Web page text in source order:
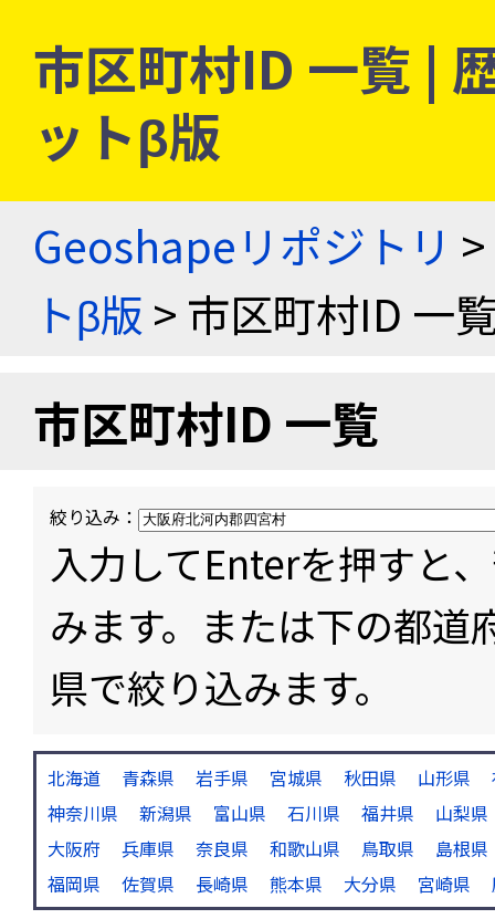
市区町村ID 一覧 |
ットβ版
Geoshapeリポジトリ >
トβ版 > 市区町村ID 一
市区町村ID 一覧
絞り込み：
入力してEnterを押すと
みます。または下の都道
県で絞り込みます。
北海道 青森県 岩手県 宮城県 秋田県 山形県
神奈川県
新潟県 富山県 石川県 福井県
山梨県
大阪府
兵庫県 奈良県 和歌山県 鳥取県
島根県
福岡県
佐賀県 長崎県 熊本県 大分県 宮崎県